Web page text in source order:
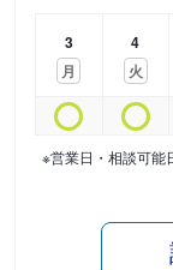
3
月
4
火
※営業日・相談可能